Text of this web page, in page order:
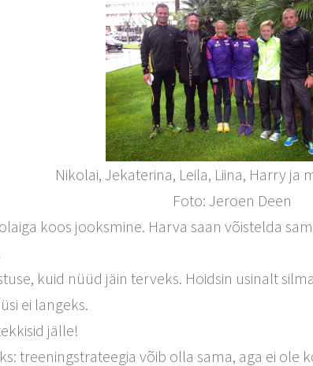
Nikolai, Jekaterina, Leila, Liina, Harry ja
Foto: Jeroen Deen
koos jooksmine. Harva saan võistelda
kuid nüüd jäin terveks. Hoidsin usinalt
ei langeks.
jälle!
treeningstrateegia võib olla sama, aga ei